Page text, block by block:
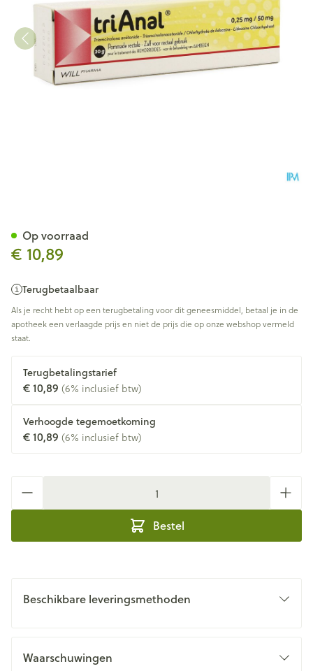
€ 10,89
Terugbetaalbaar
Als je recht hebt op een terugbetaling voor dit geneesmiddel, betaal je in de
apotheek een verlaagde prijs en niet de prijs die op onze webshop vermeld
staat.
Terugbetalingstarief
€ 10,89 (6% inclusief btw)
Verhoogde tegemoetkoming
€ 10,89 (6% inclusief btw)
Bestel
Op voorraad
Beschikbare leveringsmethoden
Waarschuwingen